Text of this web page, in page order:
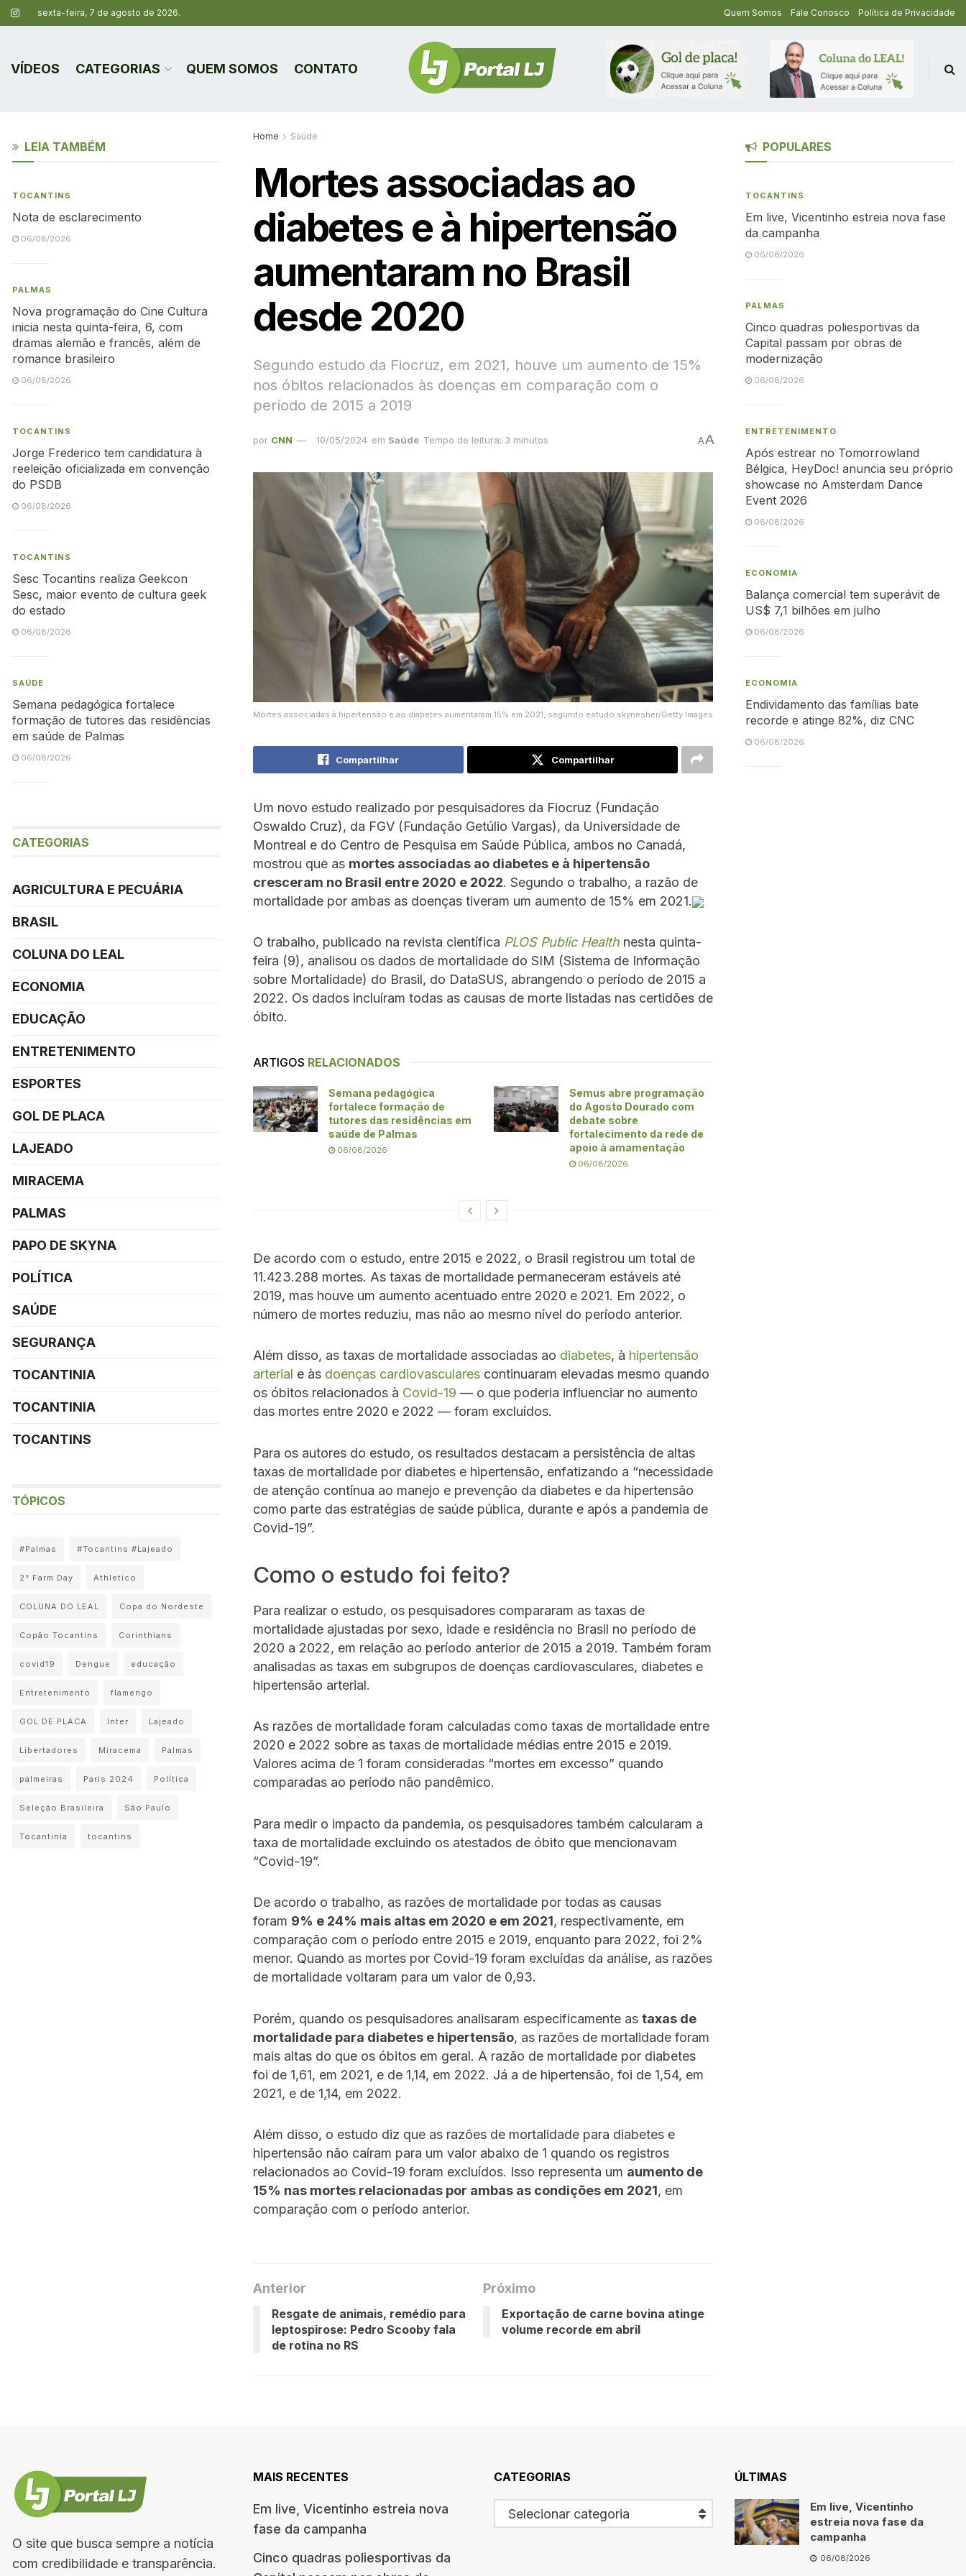
sexta-feira, 7 de agosto de 2026. Quem Somos Fale Conosco Política de Privacidade
VÍDEOS CATEGORIAS QUEM SOMOS CONTATO
Home Saúde
Mortes associadas ao
diabetes e à hipertensão
aumentaram no Brasil
desde 2020
Segundo estudo da Fiocruz, em 2021, houve um aumento de 15%
nos óbitos relacionados às doenças em comparação com o
período de 2015 a 2019
por CNN 10/05/2024 em Saúde Tempo de leitura: 3 minutos AA
Mortes associadas à hipertensão e ao diabetes aumentaram 15% em 2021, segundo estudo skynesher/Getty Images
Compartilhar Compartilhar
Um novo estudo realizado por pesquisadores da Fiocruz (Fundação
Oswaldo Cruz), da FGV (Fundação Getúlio Vargas), da Universidade de
Montreal e do Centro de Pesquisa em Saúde Pública, ambos no Canadá,
mostrou que as mortes associadas ao diabetes e à hipertensão
cresceram no Brasil entre 2020 e 2022. Segundo o trabalho, a razão de
mortalidade por ambas as doenças tiveram um aumento de 15% em 2021.
O trabalho, publicado na revista científica PLOS Public Health nesta quinta-
feira (9), analisou os dados de mortalidade do SIM (Sistema de Informação
sobre Mortalidade) do Brasil, do DataSUS, abrangendo o período de 2015 a
2022. Os dados incluíram todas as causas de morte listadas nas certidões de
óbito.
ARTIGOS RELACIONADOS
Semana pedagógica
fortalece formação de
tutores das residências em
saúde de Palmas
06/08/2026
Semus abre programação
do Agosto Dourado com
debate sobre
fortalecimento da rede de
apoio à amamentação
06/08/2026
De acordo com o estudo, entre 2015 e 2022, o Brasil registrou um total de
11.423.288 mortes. As taxas de mortalidade permaneceram estáveis até
2019, mas houve um aumento acentuado entre 2020 e 2021. Em 2022, o
número de mortes reduziu, mas não ao mesmo nível do período anterior.
Além disso, as taxas de mortalidade associadas ao diabetes, à hipertensão
arterial e às doenças cardiovasculares continuaram elevadas mesmo quando
os óbitos relacionados à Covid-19 — o que poderia influenciar no aumento
das mortes entre 2020 e 2022 — foram excluídos.
Para os autores do estudo, os resultados destacam a persistência de altas
taxas de mortalidade por diabetes e hipertensão, enfatizando a “necessidade
de atenção contínua ao manejo e prevenção da diabetes e da hipertensão
como parte das estratégias de saúde pública, durante e após a pandemia de
Covid-19”.
Como o estudo foi feito?
Para realizar o estudo, os pesquisadores compararam as taxas de
mortalidade ajustadas por sexo, idade e residência no Brasil no período de
2020 a 2022, em relação ao período anterior de 2015 a 2019. Também foram
analisadas as taxas em subgrupos de doenças cardiovasculares, diabetes e
hipertensão arterial.
As razões de mortalidade foram calculadas como taxas de mortalidade entre
2020 e 2022 sobre as taxas de mortalidade médias entre 2015 e 2019.
Valores acima de 1 foram consideradas “mortes em excesso” quando
comparadas ao período não pandêmico.
Para medir o impacto da pandemia, os pesquisadores também calcularam a
taxa de mortalidade excluindo os atestados de óbito que mencionavam
“Covid-19”.
De acordo o trabalho, as razões de mortalidade por todas as causas
foram 9% e 24% mais altas em 2020 e em 2021, respectivamente, em
comparação com o período entre 2015 e 2019, enquanto para 2022, foi 2%
menor. Quando as mortes por Covid-19 foram excluídas da análise, as razões
de mortalidade voltaram para um valor de 0,93.
Porém, quando os pesquisadores analisaram especificamente as taxas de
mortalidade para diabetes e hipertensão, as razões de mortalidade foram
mais altas do que os óbitos em geral. A razão de mortalidade por diabetes
foi de 1,61, em 2021, e de 1,14, em 2022. Já a de hipertensão, foi de 1,54, em
2021, e de 1,14, em 2022.
Além disso, o estudo diz que as razões de mortalidade para diabetes e
hipertensão não caíram para um valor abaixo de 1 quando os registros
relacionados ao Covid-19 foram excluídos. Isso representa um aumento de
15% nas mortes relacionadas por ambas as condições em 2021, em
comparação com o período anterior.
Anterior
Resgate de animais, remédio para
leptospirose: Pedro Scooby fala
de rotina no RS
Próximo
Exportação de carne bovina atinge
volume recorde em abril
LEIA TAMBÉM
TOCANTINS
Nota de esclarecimento
06/08/2026
PALMAS
Nova programação do Cine Cultura
inicia nesta quinta-feira, 6, com
dramas alemão e francês, além de
romance brasileiro
06/08/2026
TOCANTINS
Jorge Frederico tem candidatura à
reeleição oficializada em convenção
do PSDB
06/08/2026
TOCANTINS
Sesc Tocantins realiza Geekcon
Sesc, maior evento de cultura geek
do estado
06/08/2026
SAÚDE
Semana pedagógica fortalece
formação de tutores das residências
em saúde de Palmas
06/08/2026
CATEGORIAS
AGRICULTURA E PECUÁRIA
BRASIL
COLUNA DO LEAL
ECONOMIA
EDUCAÇÃO
ENTRETENIMENTO
ESPORTES
GOL DE PLACA
LAJEADO
MIRACEMA
PALMAS
PAPO DE SKYNA
POLÍTICA
SAÚDE
SEGURANÇA
TOCANTINIA
TOCANTINIA
TOCANTINS
TÓPICOS
#Palmas #Tocantins #Lajeado
2° Farm Day Athletico
COLUNA DO LEAL Copa do Nordeste
Copão Tocantins Corinthians
covid19 Dengue educação
Entretenimento flamengo
GOL DE PLACA Inter Lajeado
Libertadores Miracema Palmas
palmeiras Paris 2024 Política
Seleção Brasileira São Paulo
Tocantinia tocantins
POPULARES
TOCANTINS
Em live, Vicentinho estreia nova fase
da campanha
06/08/2026
PALMAS
Cinco quadras poliesportivas da
Capital passam por obras de
modernização
06/08/2026
ENTRETENIMENTO
Após estrear no Tomorrowland
Bélgica, HeyDoc! anuncia seu próprio
showcase no Amsterdam Dance
Event 2026
06/08/2026
ECONOMIA
Balança comercial tem superávit de
US$ 7,1 bilhões em julho
06/08/2026
ECONOMIA
Endividamento das famílias bate
recorde e atinge 82%, diz CNC
06/08/2026
O site que busca sempre a notícia
com credibilidade e transparência.
MAIS RECENTES
Em live, Vicentinho estreia nova
fase da campanha
Cinco quadras poliesportivas da
CATEGORIAS
Selecionar categoria
ÚLTIMAS
Em live, Vicentinho
estreia nova fase da
campanha
06/08/2026